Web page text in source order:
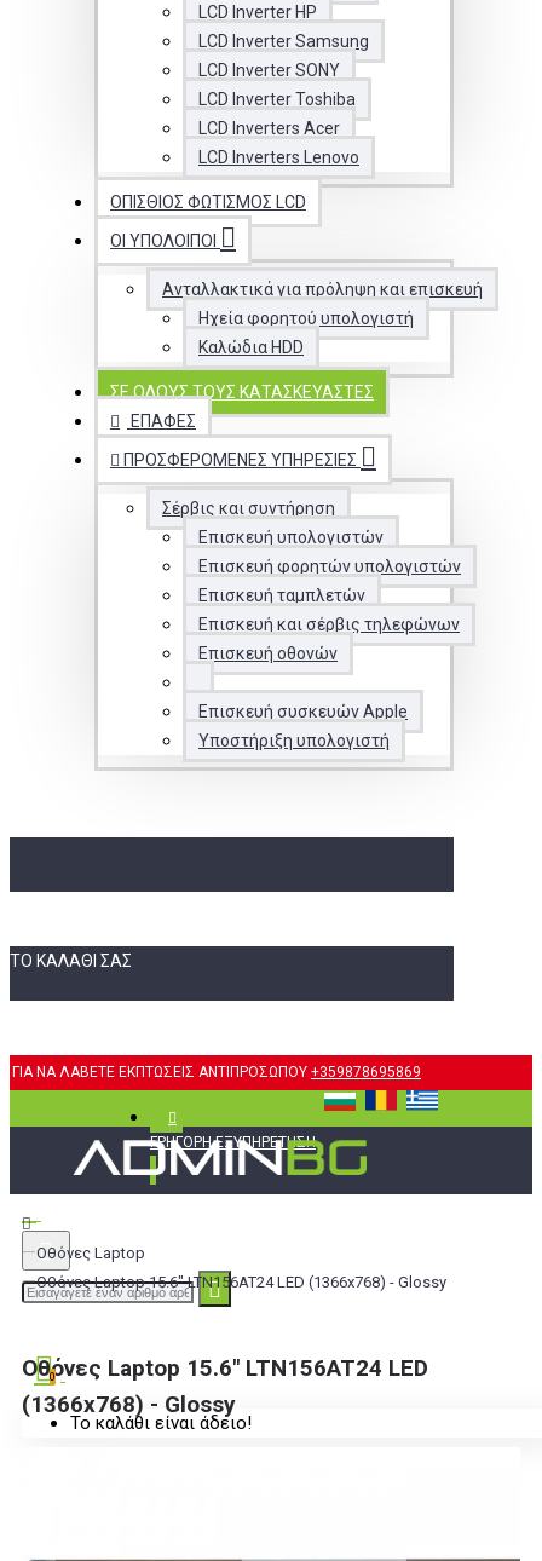
LCD Inverter HP
LCD Inverter Samsung
LCD Inverter SONY
LCD Inverter Toshiba
LCD Inverters Acer
LCD Inverters Lenovo
ΟΠΊΣΘΙΟΣ ΦΩΤΙΣΜΌΣ LCD
ΟΙ ΥΠΟΛΟΙΠΟΙ
Ανταλλακτικά για πρόληψη και επισκευή
Ηχεία φορητού υπολογιστή
Καλώδια HDD
ΣΕ ΌΛΟΥΣ ΤΟΥΣ ΚΑΤΑΣΚΕΥΑΣΤΈΣ
ΕΠΑΦΈΣ
ΠΡΟΣΦΕΡΌΜΕΝΕΣ ΥΠΗΡΕΣΊΕΣ
Σέρβις και συντήρηση
Επισκευή υπολογιστών
Επισκευή φορητών υπολογιστών
Επισκευή ταμπλετών
Επισκευή και σέρβις τηλεφώνων
Επισκευή οθονών
Επισκευή συσκευών Apple
Υποστήριξη υπολογιστή
ΤΟ ΚΑΛΆΘΙ ΣΑΣ
ΓΙΑ ΝΑ ΛΑΒΕΤΕ ΕΚΠΤΩΣΕΙΣ ΑΝΤΙΠΡΟΣΩΠΟΥ +359878695869
ΓΡΉΓΟΡΗ ΕΞΥΠΗΡΈΤΗΣΗ
0
Το καλάθι είναι άδειο!
Οθόνες Laptop
Οθόνες Laptop 15.6" LTN156AT24 LED (1366x768) - Glossy
Οθόνες Laptop 15.6" LTN156AT24 LED
(1366x768) - Glossy